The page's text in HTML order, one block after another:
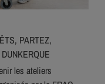
PARTEZ,
les ateliers